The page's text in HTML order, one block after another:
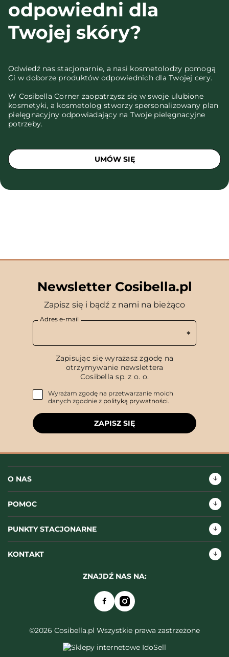
odpowiedni dla
Twojej skóry?
Odwiedź nas stacjonarnie, a nasi kosmetolodzy pomogą
Ci w doborze produktów odpowiednich dla Twojej cery.
W Cosibella Corner zaopatrzysz się w swoje ulubione
kosmetyki, a kosmetolog stworzy spersonalizowany plan
pielęgnacyjny odpowiadający na Twoje pielęgnacyjne
potrzeby.
UMÓW SIĘ
Newsletter Cosibella.pl
Zapisz się i bądź z nami na bieżąco
Adres e-mail
Zapisując się wyrażasz zgodę na
otrzymywanie newslettera
Cosibella sp. z o. o.
Wyrażam zgodę na przetwarzanie moich
danych zgodnie z polityką prywatności.
ZAPISZ SIĘ
O NAS
POMOC
PUNKTY STACJONARNE
KONTAKT
ZNAJDŹ NAS NA:
©2026 Cosibella.pl Wszystkie prawa zastrzeżone